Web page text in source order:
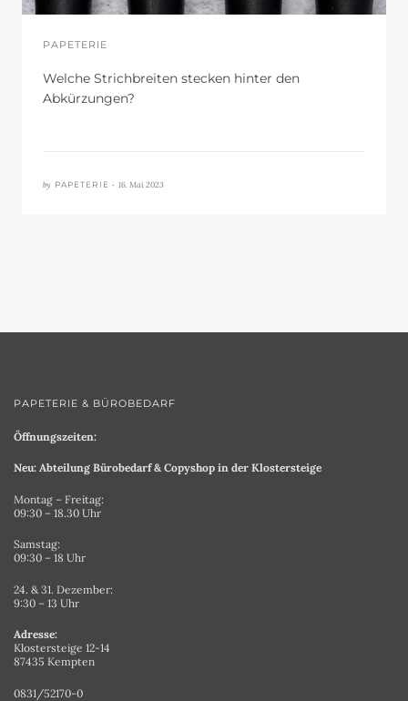
PAPETERIE
Welche Strichbreiten stecken hinter den
Abkürzungen?
by PAPETERIE • 16. Mai 2023
PAPETERIE & BÜROBEDARF
Öffnungszeiten:
Neu: Abteilung Bürobedarf & Copyshop in der Klostersteige
Montag – Freitag:
09:30 – 18.30 Uhr
Samstag:
09:30 – 18 Uhr
24. & 31. Dezember:
9:30 – 13 Uhr
Adresse:
Klostersteige 12-14
87435 Kempten
0831/52170-0